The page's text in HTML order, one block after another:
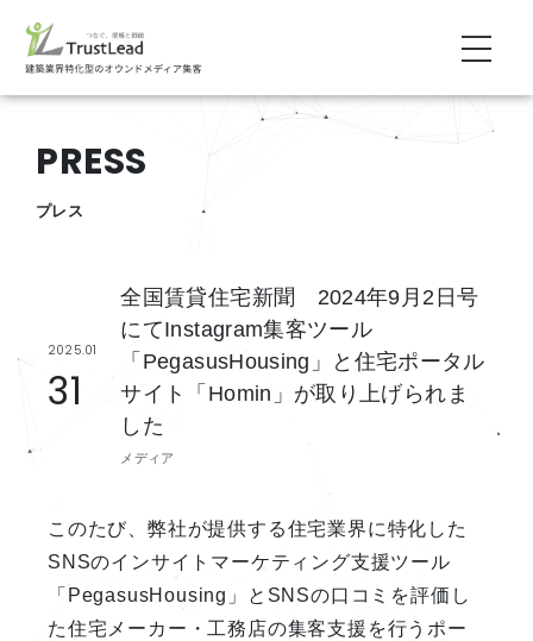
PRESS
プレス
2025.01
31
全国賃貸住宅新聞 2024年9月2日号
にてInstagram集客ツール
「PegasusHousing」と住宅ポータル
サイト「Homin」が取り上げられま
した
メディア
このたび、弊社が提供する住宅業界に特化した
SNSのインサイトマーケティング支援ツール
「PegasusHousing」とSNSの口コミを評価し
た住宅メーカー・工務店の集客支援を行うポー